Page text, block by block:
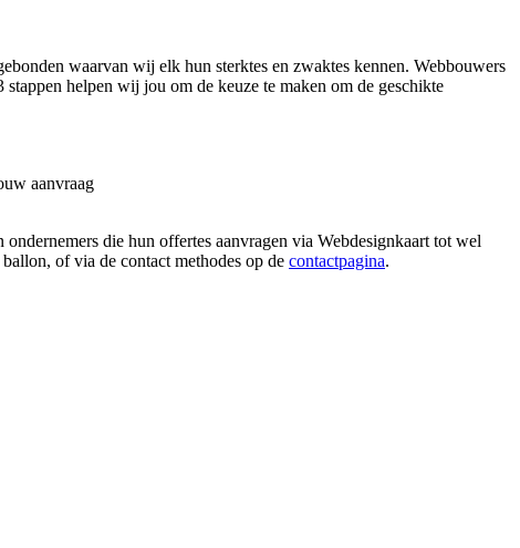
waarvan wij elk hun sterktes en zwaktes kennen. Webbouwers
helpen wij jou om de keuze te maken om de geschikte
aanvraag
die hun offertes aanvragen via Webdesignkaart tot wel
of via de contact methodes op de contactpagina.